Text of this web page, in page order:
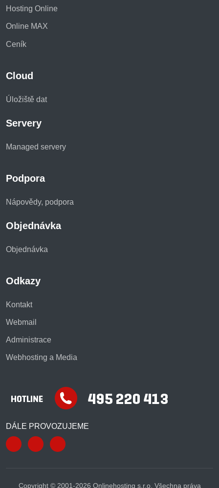
Hosting Online
Online MAX
Ceník
Cloud
Úložiště dat
Servery
Managed servery
Podpora
Nápovědy, podpora
Objednávka
Objednávka
Odkazy
Kontakt
Webmail
Administrace
Webhosting a Media
DÁLE PROVOZUJEME
Copyright © 2001-2026 Onlinehosting s.r.o, Všechna práva